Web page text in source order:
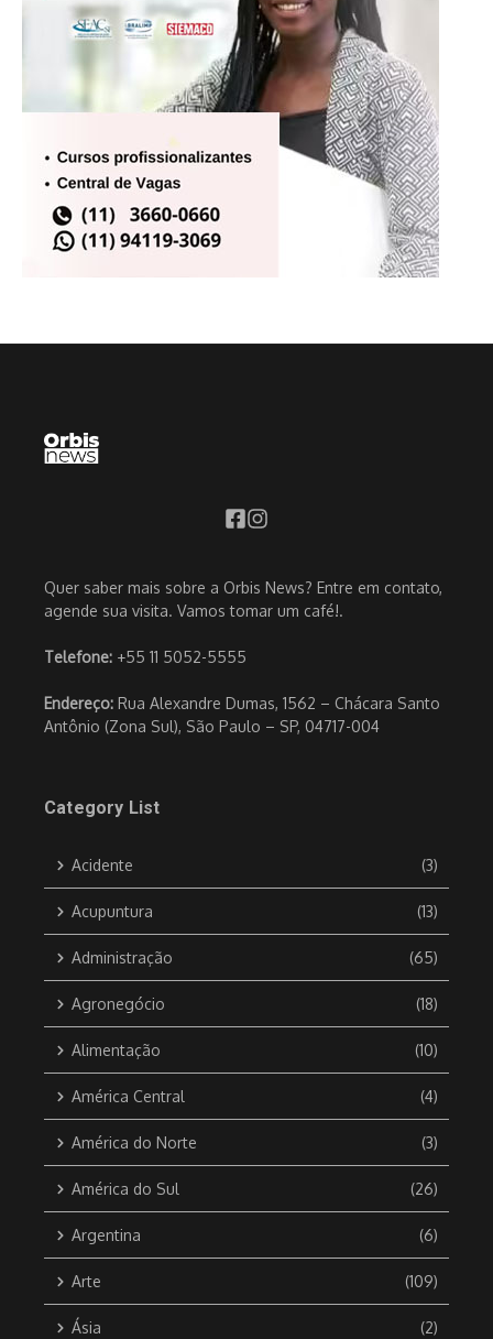
Quer saber mais sobre a Orbis News? Entre em contato,
agende sua visita. Vamos tomar um café!.
Telefone: +55 11 5052-5555
Endereço: Rua Alexandre Dumas, 1562 – Chácara Santo
Antônio (Zona Sul), São Paulo – SP, 04717-004
Category List
Acidente (3)
Acupuntura (13)
Administração (65)
Agronegócio (18)
Alimentação (10)
América Central (4)
América do Norte (3)
América do Sul (26)
Argentina (6)
Arte (109)
Ásia (2)